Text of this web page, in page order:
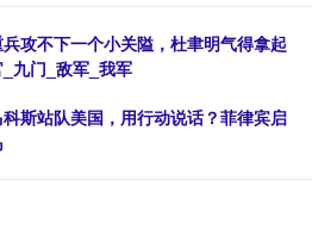
攻不下一个小关隘，杜聿明气得拿起
九门_敌军_我军
斯站队美国，用行动说话？菲律宾启